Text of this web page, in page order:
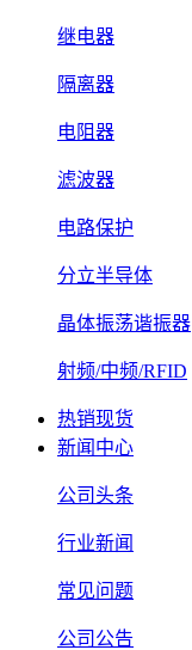
继电器
隔离器
电阻器
滤波器
电路保护
分立半导体
晶体振荡谐振器
射频/中频/RFID
热销现货
新闻中心
公司头条
行业新闻
常见问题
公司公告